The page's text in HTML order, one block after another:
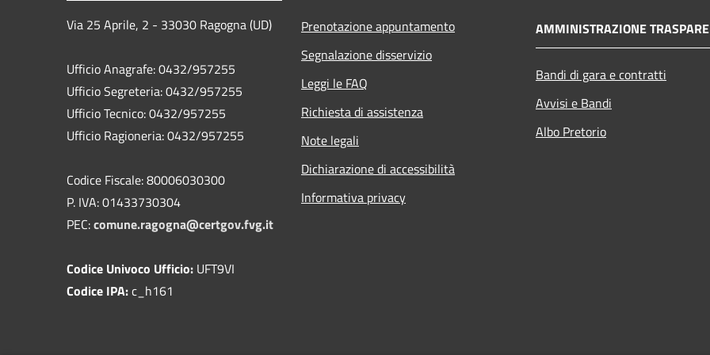
Via 25 Aprile, 2 - 33030 Ragogna (UD)
Ufficio Anagrafe: 0432/957255
Ufficio Segreteria: 0432/957255
Ufficio Tecnico: 0432/957255
Ufficio Ragioneria: 0432/957255
Codice Fiscale: 80006030300
P. IVA: 01433730304
PEC:comune.ragogna@certgov.fvg.it
Codice Univoco Ufficio: UFT9VI
Codice IPA:c_h161
Prenotazione appuntamento
Segnalazione disservizio
Leggi le FAQ
Richiesta di assistenza
Note legali
Dichiarazione di accessibilità
Informativa privacy
AMMINISTRAZIONE
Bandi di gara e contratti
Avvisi e Bandi
Albo Pretorio